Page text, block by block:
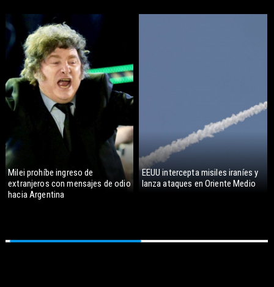
Milei prohíbe ingreso de
extranjeros con mensajes de odio
hacia Argentina
EEUU intercepta misiles iraníes y
lanza ataques en Oriente Medio